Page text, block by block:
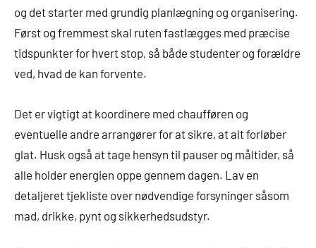
og det starter med grundig planlægning og organisering.
Først og fremmest skal ruten fastlægges med præcise
tidspunkter for hvert stop, så både studenter og forældre
ved, hvad de kan forvente.
Det er vigtigt at koordinere med chaufføren og
eventuelle andre arrangører for at sikre, at alt forløber
glat. Husk også at tage hensyn til pauser og måltider, så
alle holder energien oppe gennem dagen. Lav en
detaljeret tjekliste over nødvendige forsyninger såsom
mad, drikke, pynt og sikkerhedsudstyr.